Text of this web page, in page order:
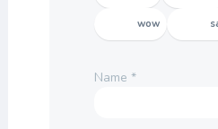
wow
Name *